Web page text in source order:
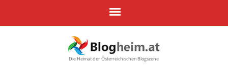
Die Heimat der Österreichischen Blogszene